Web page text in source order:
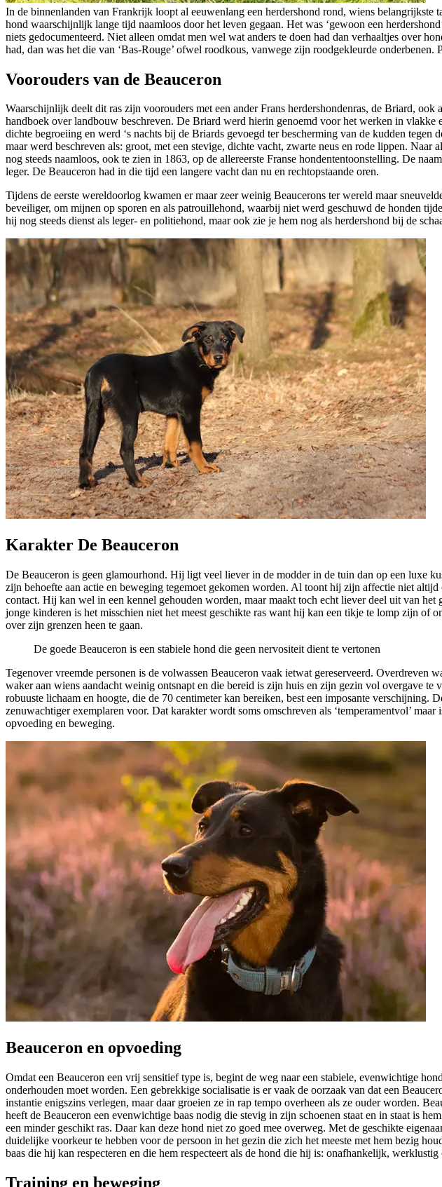
In de binnenlanden van Frankrijk loopt al eeuwenlang een herdershond rond, wiens belangrijkste
hond waarschijnlijk lange tijd naamloos door het leven gegaan. Het was ‘gewoon een
niets gedocumenteerd. Niet alleen omdat men wel wat anders te doen had dan verhaaltjes over
had, dan was het die van ‘Bas-Rouge’ ofwel roodkous, vanwege zijn roodgekleurde
Voorouders van de Beauceron
Waarschijnlijk deelt dit ras zijn voorouders met een ander Frans herdershondenras, de Briard,
handboek over landbouw beschreven. De Briard werd hierin genoemd voor het werken in vlakke
dichte begroeiing en werd ‘s nachts bij de Briards gevoegd ter bescherming van de kudden
maar werd beschreven als: groot, met een stevige, dichte vacht, zwarte neus en rode lippen.
nog steeds naamloos, ook te zien in 1863, op de allereerste Franse hondententoonstelling. De
leger. De Beauceron had in die tijd een langere vacht dan nu en rechtopstaande oren.
Tijdens de eerste wereldoorlog kwamen er maar zeer weinig Beaucerons ter wereld maar
beveiliger, om mijnen op sporen en als patrouillehond, waarbij niet werd geschuwd de honden
hij nog steeds dienst als leger- en politiehond, maar ook zie je hem nog als herdershond bij de
Karakter De Beauceron
De Beauceron is geen glamourhond. Hij ligt veel liever in de modder in de tuin dan op een luxe
zijn behoefte aan actie en beweging tegemoet gekomen worden. Al toont hij zijn affectie niet
contact. Hij kan wel in een kennel gehouden worden, maar maakt toch echt liever deel uit van
jonge kinderen is het misschien niet het meest geschikte ras want hij kan een tikje te lomp zijn of
over zijn grenzen heen te gaan.
De goede Beauceron is een stabiele hond die geen nervositeit dient te vertonen
Tegenover vreemde personen is de volwassen Beauceron vaak ietwat gereserveerd.
waker aan wiens aandacht weinig ontsnapt en die bereid is zijn huis en zijn gezin vol overgave
robuuste lichaam en hoogte, die de 70 centimeter kan bereiken, best een imposante verschijning.
zenuwachtiger exemplaren voor. Dat karakter wordt soms omschreven als ‘temperamentvol’
opvoeding en beweging.
Beauceron en opvoeding
Omdat een Beauceron een vrij sensitief type is, begint de weg naar een stabiele, evenwichtige
onderhouden moet worden. Een gebrekkige socialisatie is er vaak de oorzaak van dat een
instantie enigszins verlegen, maar daar groeien ze in rap tempo overheen als ze ouder worden.
heeft de Beauceron een evenwichtige baas nodig die stevig in zijn schoenen staat en in staat is
een minder geschikt ras. Daar kan deze hond niet zo goed mee overweg. Met de geschikte
duidelijke voorkeur te hebben voor de persoon in het gezin die zich het meeste met hem bezig
baas die hij kan respecteren en die hem respecteert als de hond die hij is: onafhankelijk,
Training en beweging